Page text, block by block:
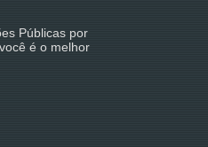
Públicas por
é o melhor
em tempo
Agência de